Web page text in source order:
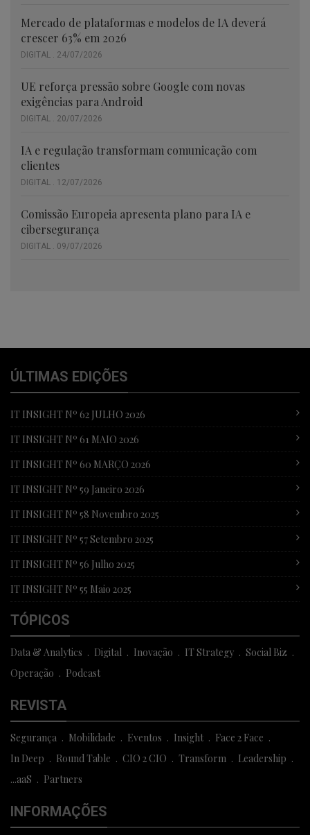
Mercado de plataformas e modelos de IA deverá
crescer 63% em 2026
DIGITAL . 24/07/2026
UE reforça pressão sobre Google com novas
exigências para Android
DIGITAL . 20/07/2026
IA e regulação transformam comunicação com
clientes
DIGITAL . 12/07/2026
Comissão Europeia apresenta plano para IA e
cibersegurança
DIGITAL . 09/07/2026
ÚLTIMAS EDIÇÕES
IT INSIGHT Nº 62 JULHO 2026
IT INSIGHT Nº 61 MAIO 2026
IT INSIGHT Nº 60 MARÇO 2026
IT INSIGHT Nº 59 Janeiro 2026
IT INSIGHT Nº 58 Novembro 2025
IT INSIGHT Nº 57 Setembro 2025
IT INSIGHT Nº 56 Julho 2025
IT INSIGHT Nº 55 Maio 2025
TÓPICOS
Data & Analytics Digital Inovação IT Strategy
Social Biz
Operação
Podcast
REVISTA
Segurança Mobilidade Eventos Insight
Face 2 Face
In Deep
Round Table CIO 2 CIO Transform
Leadership
...aaS
Partners
INFORMAÇÕES